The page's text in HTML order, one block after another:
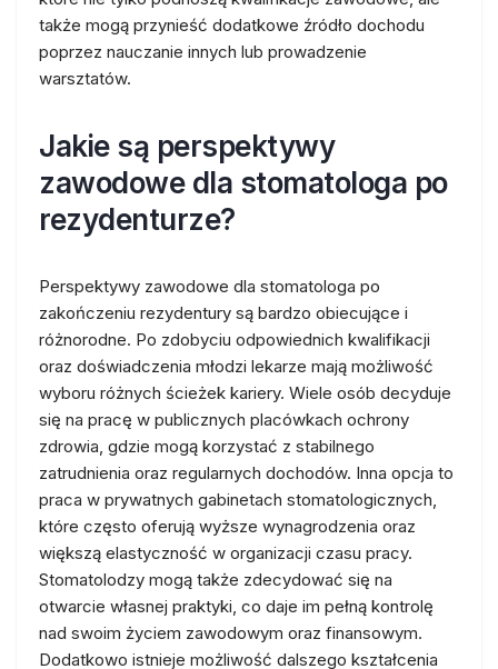
także mogą przynieść dodatkowe źródło dochodu
poprzez nauczanie innych lub prowadzenie
warsztatów.
Jakie są perspektywy
zawodowe dla stomatologa po
rezydenturze?
Perspektywy zawodowe dla stomatologa po
zakończeniu rezydentury są bardzo obiecujące i
różnorodne. Po zdobyciu odpowiednich kwalifikacji
oraz doświadczenia młodzi lekarze mają możliwość
wyboru różnych ścieżek kariery. Wiele osób decyduje
się na pracę w publicznych placówkach ochrony
zdrowia, gdzie mogą korzystać z stabilnego
zatrudnienia oraz regularnych dochodów. Inna opcja to
praca w prywatnych gabinetach stomatologicznych,
które często oferują wyższe wynagrodzenia oraz
większą elastyczność w organizacji czasu pracy.
Stomatolodzy mogą także zdecydować się na
otwarcie własnej praktyki, co daje im pełną kontrolę
nad swoim życiem zawodowym oraz finansowym.
Dodatkowo istnieje możliwość dalszego kształcenia